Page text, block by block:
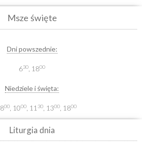
Msze święte
Dni powszednie:
630 , 1800
Niedziele i święta:
, 800 , 1000 , 11 30 , 1300 , 1800
Liturgia dnia